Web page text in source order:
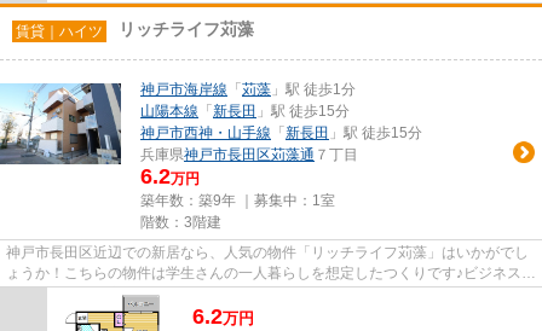
賃貸｜ハイツ リッチライフ苅藻
神戸市海岸線 「 苅藻 」駅 徒歩1分
山陽本線 「 新長田 」駅 徒歩15分
神戸市西神・山手線 「 新長田 」駅 徒歩15分
兵庫県神戸市長田区苅藻通 ７丁目
6.2万円
築年数：築9年 ｜募集中： 1室
階数：3階建
神戸市長田区近辺での新居なら、人気の物件「リッチライフ苅藻」はいかがでし
ょうか！こちらの物件は学生さんの一人暮らしを想定したつくりです♪ビジネスマ
ンには必須の、高速インター...
6.2万円